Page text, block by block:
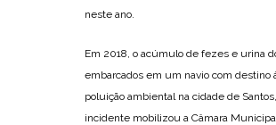
neste ano.
Em 2018, o acúmulo de fezes e urina
embarcados em um navio com destino
poluição ambiental na cidade de
incidente mobilizou a Câmara